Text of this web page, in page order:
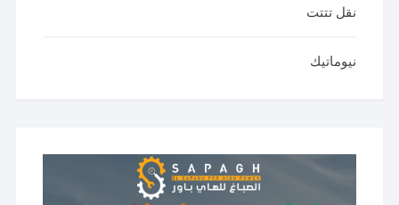
نقل تتتت
نيوماتيك